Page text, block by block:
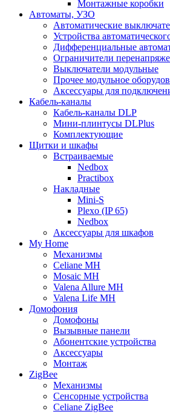
Монтажные коробки
Автоматы, УЗО
Автоматические
Устройства
Дифференциальные
Ограничители
Выключатели модульные
Прочее модульное
Аксессуары для
Кабель-каналы
Кабель-каналы DLP
Мини-плинтусы DLPlus
Комплектующие
Щитки и шкафы
Встраиваемые
Nedbox
Practibox
Накладные
Mini-S
Plexo (IP 65)
Nedbox
Аксессуары для шкафов
My Home
Механизмы
Celiane MH
Mosaic MH
Valena Allure MH
Valena Life MH
Домофония
Домофоны
Вызывные панели
Абонентские устройства
Аксессуары
Монтаж
ZigBee
Механизмы
Сенсорные устройства
Celiane ZigBee